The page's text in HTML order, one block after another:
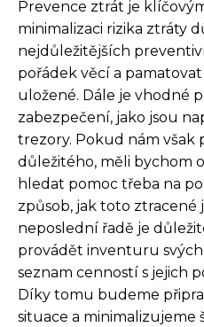
Prevence ztrát je
minimalizaci rizika ztráty
nejdůležitějších
pořádek věcí a pamatovat
uložené. Dále je vhodné
zabezpečení, jako jsou
trezory. Pokud nám však
důležitého, měli bychom
hledat pomoc třeba na
způsob, jak toto ztracené
neposlední řadě je
provádět inventuru
seznam cenností s jejich
Díky tomu budeme
situace a minimalizujeme